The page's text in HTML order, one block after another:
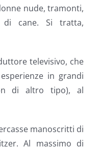
nude, tramonti,
di cane. Si tratta,
televisivo, che
in grandi
di altro tipo), al
manoscritti di
Al massimo di